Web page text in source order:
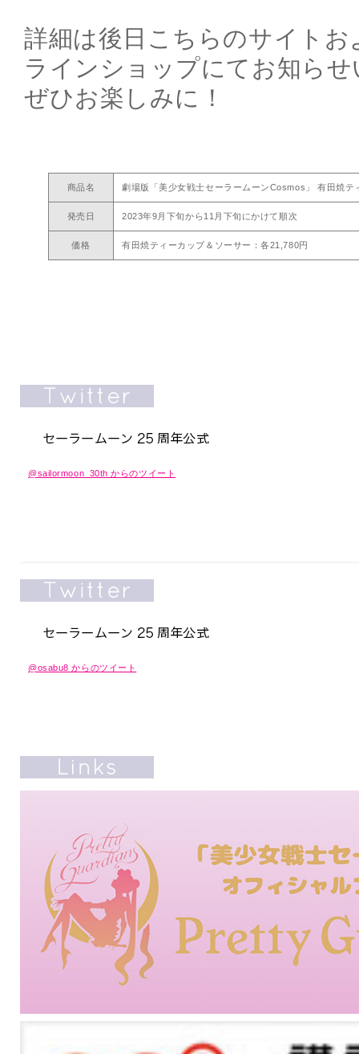
詳細は後日こちらのサイト
ラインショップにてお知ら
ぜひお楽しみに！
商品名 劇場版「美少女戦士セーラームーンCosmos」 有田焼テ
発売日 2023年9月下旬から11月下旬にかけて順次
価格 有田焼ティーカップ＆ソーサー：各21,780円
@sailormoon_30th からのツイート
@osabu8 からのツイート